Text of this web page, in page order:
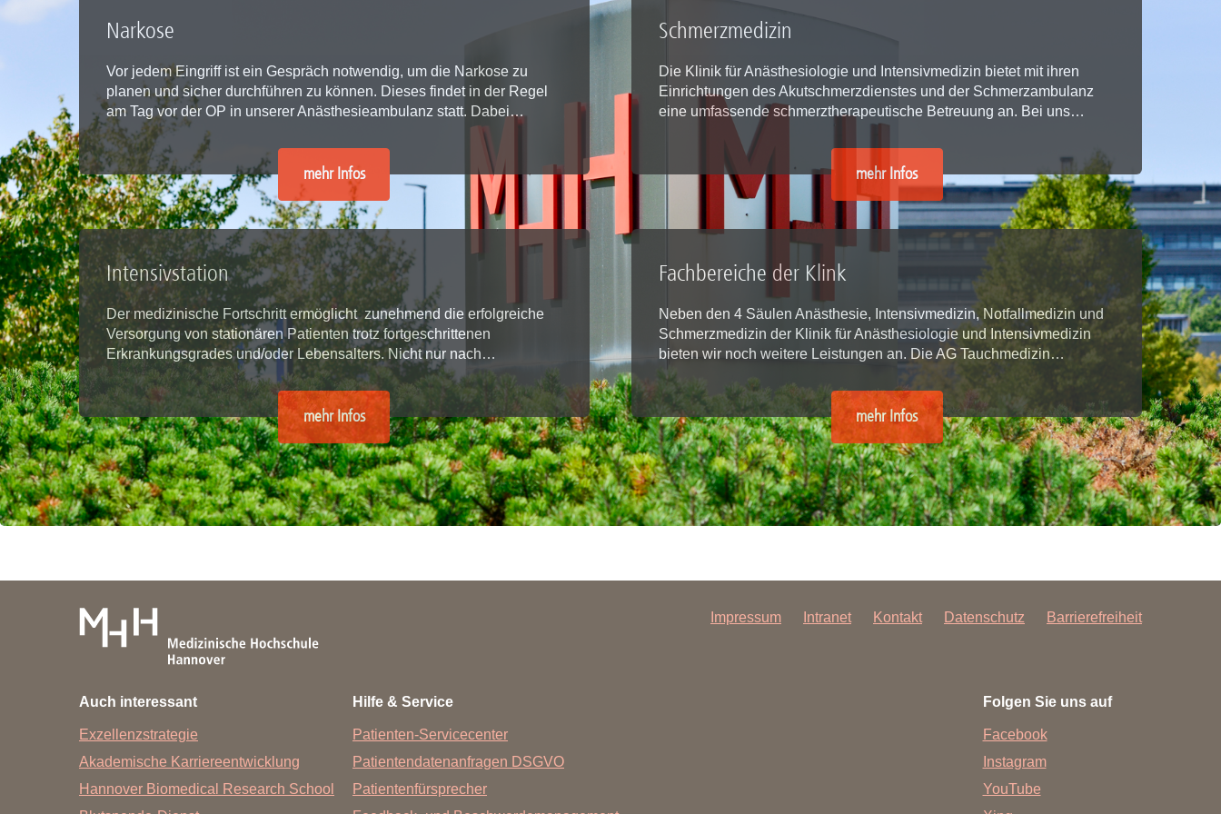
Akademische Karriereentwicklung
Ansprechpersonen
Hannover Biomedical Research School (HBRS)
Für Postdoktorand:innen
Für Ärzt:innen
Dekanin für Forschung und Transfer und
Forschungskommission
Gute wissenschaftliche Praxis
GWP-Kommission
Ombudswesen und Ombudsperson
Partner:innen & Netzwerke
Für Lebenswissenschaftler:innen
Für Partner:innen & Investor:innen
Für Startups und Gründer:innen
Narkose
Vor jedem Eingriff ist ein Gespräch notwendig, um die Narkose zu
planen und sicher durchführen zu können. Dieses findet in der Regel
am Tag vor der OP in unserer Anästhesieambulanz statt. Dabei…
mehr Infos
Schmerzmedizin
Die Klinik für Anästhesiologie und Intensivmedizin bietet mit ihren
Einrichtungen des Akutschmerzdienstes und der Schmerzambulanz
eine umfassende schmerztherapeutische Betreuung an. Bei uns…
mehr Infos
Intensivstation
Der medizinische Fortschritt ermöglicht zunehmend die erfolgreiche
Versorgung von stationären Patienten trotz fortgeschrittenen
Erkrankungsgrades und/oder Lebensalters. Nicht nur nach…
mehr Infos
Fachbereiche der Klink
Neben den 4 Säulen Anästhesie, Intensivmedizin, Notfallmedizin und
Schmerzmedizin der Klinik für Anästhesiologie und Intensivmedizin
bieten wir noch weitere Leistungen an. Die AG Tauchmedizin…
mehr Infos
Impressum Intranet Kontakt Datenschutz Barrierefreiheit
Auch interessant
Exzellenzstrategie
Akademische Karriereentwicklung
Hannover Biomedical Research School
Hilfe & Service
Patienten-Servicecenter
Patientendatenanfragen DSGVO
Patientenfürsprecher
Folgen Sie uns auf
Facebook
Instagram
YouTube